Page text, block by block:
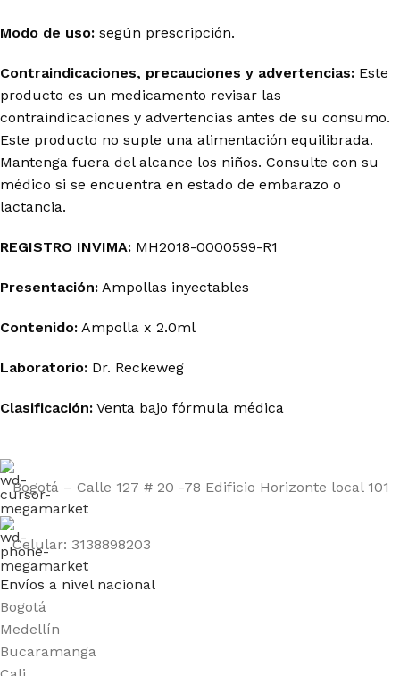
Modo de uso: según prescripción.
Contraindicaciones, precauciones y advertencias: Este
producto es un medicamento revisar las
contraindicaciones y advertencias antes de su consumo.
Este producto no suple una alimentación equilibrada.
Mantenga fuera del alcance los niños. Consulte con su
médico si se encuentra en estado de embarazo o
lactancia.
REGISTRO INVIMA: MH2018-0000599-R1
Presentación: Ampollas inyectables
Contenido: Ampolla x 2.0ml
Laboratorio: Dr. Reckeweg
Clasificación: Venta bajo fórmula médica
Bogotá – Calle 127 # 20 -78 Edificio Horizonte local 101
Celular: 3138898203
Envíos a nivel nacional
Bogotá
Medellín
Bucaramanga